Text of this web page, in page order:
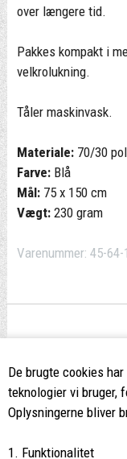
De brugte cookies
teknologier vi bruger,
Oplysningerne bliver
1. Funktionalitet
over længere tid.
Pakkes kompakt i
velkrolukning.
Tåler maskinvask.
Materiale:70/30
Farve:Blå
Mål:75 x 150 cm
Vægt:230 gram
Varenummer: 45-64-